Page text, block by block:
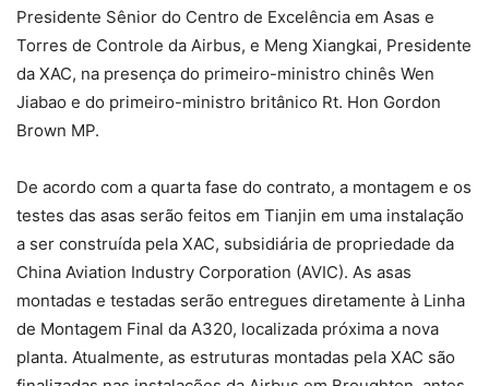
Presidente Sênior do Centro de Excelência em Asas e
Torres de Controle da Airbus, e Meng Xiangkai, Presidente
da XAC, na presença do primeiro-ministro chinês Wen
Jiabao e do primeiro-ministro britânico Rt. Hon Gordon
Brown MP.
De acordo com a quarta fase do contrato, a montagem e os
testes das asas serão feitos em Tianjin em uma instalação
a ser construída pela XAC, subsidiária de propriedade da
China Aviation Industry Corporation (AVIC). As asas
montadas e testadas serão entregues diretamente à Linha
de Montagem Final da A320, localizada próxima a nova
planta. Atualmente, as estruturas montadas pela XAC são